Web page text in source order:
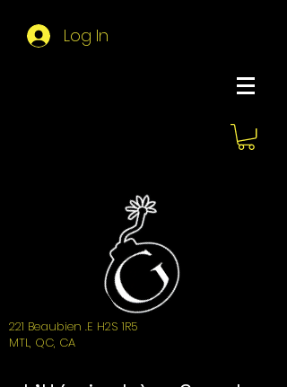
Log In
221 Beaubien .E H2S 1R5
MTL, QC, CA